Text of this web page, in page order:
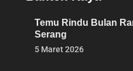
Temu Rindu Bulan
Serang
5 Maret 2026